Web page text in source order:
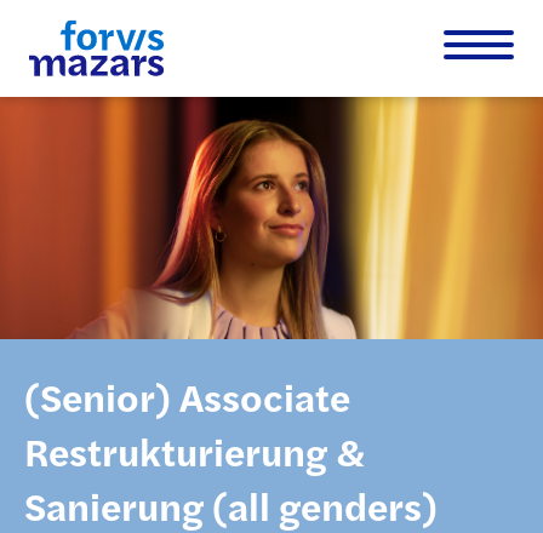
(Senior) Associate
Restrukturierung &
Sanierung (all genders)